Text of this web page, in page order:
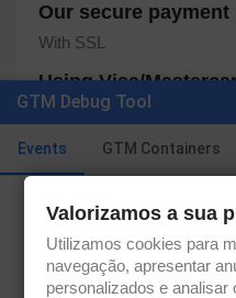
Our secure payment
With SSL
Using Visa/
About this service
Get our latest news
GTM Debug Tool
Events GTM Containers
Valorizamos a sua
Utilizamos cookies para
navegação, apresentar
personalizados e analisar